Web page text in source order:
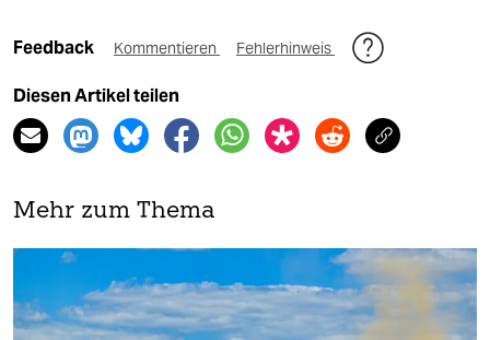
Feedback Kommentieren Fehlerhinweis
Diesen Artikel teilen
Mehr zum Thema